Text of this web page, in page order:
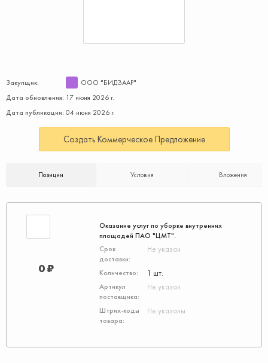
Закупщик:
ООО "БИДЗААР"
Дата обновления: 17 июня 2026 г.
Дата публикации: 04 июня 2026 г.
Создать Коммерческое Предложение
Позиции Условия Вложения
Оказание услуг по уборке внутренних
площадей ПАО "ЦМТ".
Не указан
1 шт.
Не указан
Не указаны
0 ₽